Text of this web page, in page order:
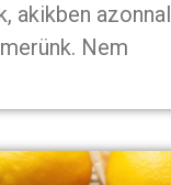
akikben azonnal
Nem